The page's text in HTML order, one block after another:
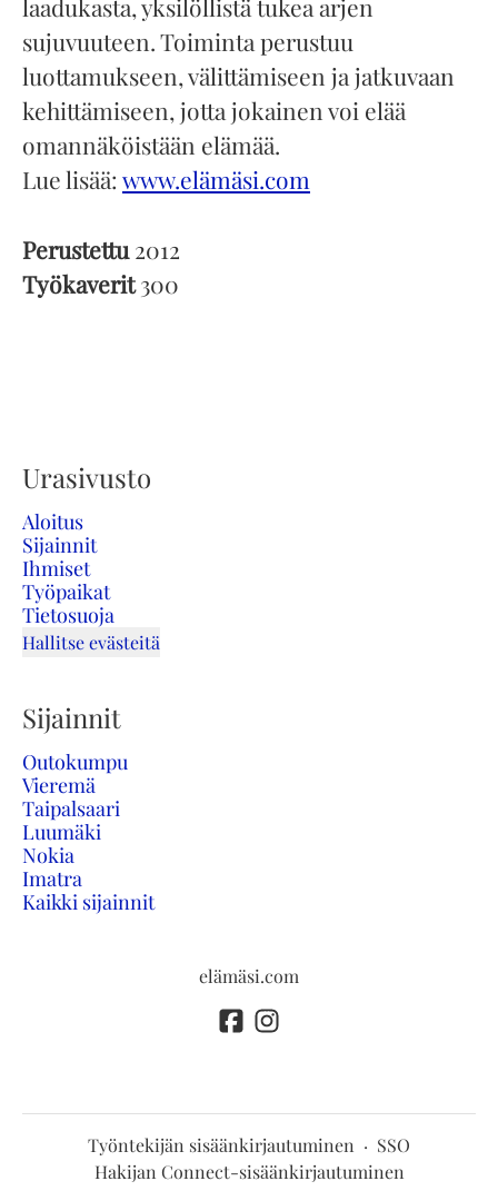
laadukasta, yksilöllistä tukea arjen
sujuvuuteen. Toiminta perustuu
luottamukseen, välittämiseen ja jatkuvaan
kehittämiseen, jotta jokainen voi elää
omannäköistään elämää.
Lue lisää: www.elämäsi.com
Perustettu2012
Työkaverit300
Urasivusto
Aloitus
Sijainnit
Ihmiset
Työpaikat
Tietosuoja
Hallitse evästeitä
Sijainnit
Outokumpu
Vieremä
Taipalsaari
Luumäki
Nokia
Imatra
Kaikki sijainnit
elämäsi.com
Työntekijän sisäänkirjautuminen · SSO
Hakijan Connect-sisäänkirjautuminen